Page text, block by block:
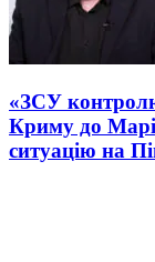
«ЗСУ
Криму до
ситуацію на